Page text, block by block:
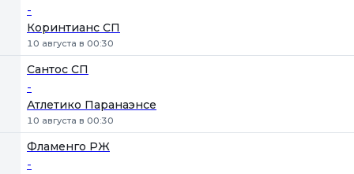
-
Коринтианс СП
10 августа в 00:30
Сантос СП
-
Атлетико Паранаэнсе
10 августа в 00:30
Фламенго РЖ
-